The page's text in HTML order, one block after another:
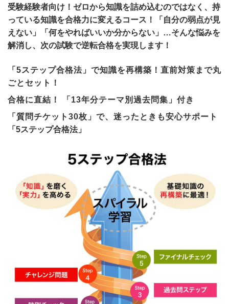
受験経験者向け！ゼロから知識を詰め込むのではなく、持
っている知識を合格力に変えるコース！「自分の弱点が見
えない」「何をやればいいか分からない」…そんな悩みを
解消し、次の試験で逆転合格を実現します！
「5ステップ合格法」で知識を再構築！直前対策まで丸
ごとセット！
合格に直結！ 「13年分テーマ別過去問集」付き
「質問チケット30枚」で、迷ったときも安心サポート
「5ステップ合格法」